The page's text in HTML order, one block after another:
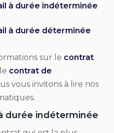
à durée indéterminée
à durée déterminée
sur le contrat
contrat de
vous invitons à lire nos
durée indéterminée